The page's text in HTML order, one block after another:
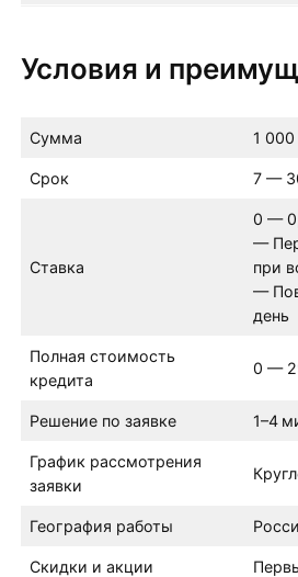
Условия и
Сумма 1
Срок 7 —
Ставка
0 —
—
при
—
день
Полная стоимость
кредита
0 —
Решение по заявке 1–4
График рассмотрения
заявки
География работы
Скидки и акции